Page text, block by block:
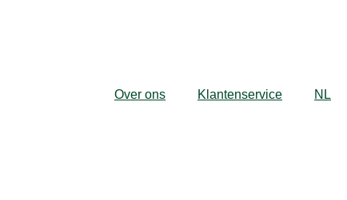
Over ons Klantenservice NL